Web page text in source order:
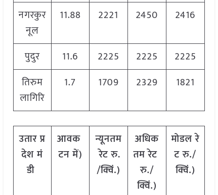
नगरकुर
नूल
11.88 2221 2450 2416
पुदुर 11.6 2225 2225
2225
तिरुम
लागिरि
1.7 1709 2329 1821
उतारप्र
देश मं
डी
आवक
टनमें)
न्यूनतम
रेटरु.
/क्विं.)
अधिक
तमरेट
रु./
क्विं.)
मोडलरे
टरु./
क्विं.)